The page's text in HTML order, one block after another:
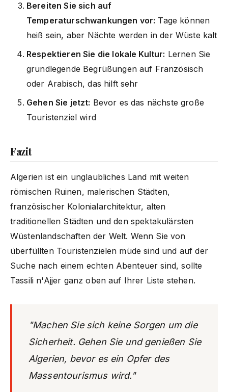
Bereiten Sie sich auf
Temperaturschwankungen vor: Tage können
heiß sein, aber Nächte werden in der Wüste kalt
Respektieren Sie die lokale Kultur: Lernen Sie
grundlegende Begrüßungen auf Französisch
oder Arabisch, das hilft sehr
Gehen Sie jetzt: Bevor es das nächste große
Touristenziel wird
Fazit
Algerien ist ein unglaubliches Land mit weiten
römischen Ruinen, malerischen Städten,
französischer Kolonialarchitektur, alten
traditionellen Städten und den spektakulärsten
Wüstenlandschaften der Welt. Wenn Sie von
überfüllten Touristenzielen müde sind und auf der
Suche nach einem echten Abenteuer sind, sollte
Tassili n'Ajjer ganz oben auf Ihrer Liste stehen.
"Machen Sie sich keine Sorgen um die
Sicherheit. Gehen Sie und genießen Sie
Algerien, bevor es ein Opfer des
Massentourismus wird."